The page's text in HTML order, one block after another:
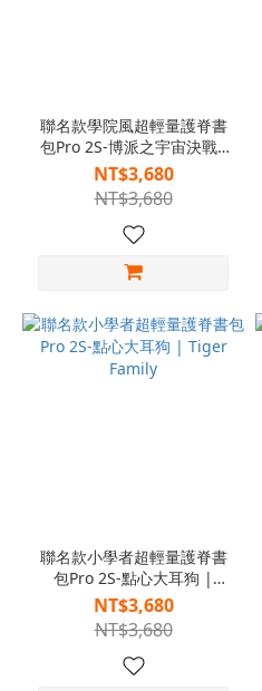
聯名款學院風超輕量護脊書
包Pro 2S-博派之宇宙決戰|
Tiger Family
NT$3,680
NT$3,680
聯名款小學者超輕量護脊書
包Pro 2S-點心大耳狗 |
Tiger Family
NT$3,680
NT$3,680